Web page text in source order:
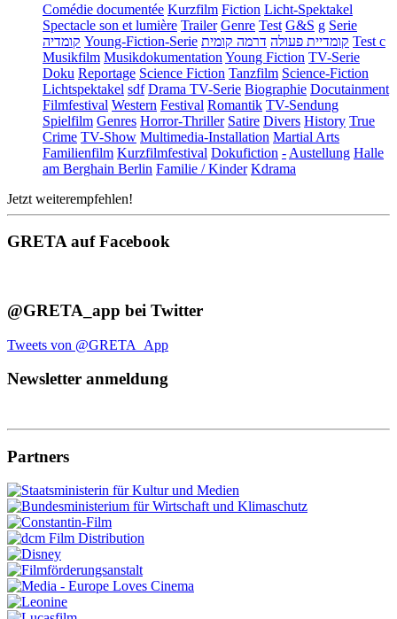
Comédie documentée Kurzfilm Fiction Licht-Spektakel
Spectacle son et lumière Trailer Genre Test G&S g Serie
קומדיה Young-Fiction-Serie קומדיית פעולה דרמה קומית
Test c
Musikfilm Musikdokumentation Young Fiction TV-Serie
Doku Reportage Science Fiction Tanzfilm Science-Fiction
Lichtspektakel sdf Drama TV-Serie Biographie Docutainment
Filmfestival Western Festival Romantik TV-Sendung
Spielfilm Genres Horror-Thriller Satire Divers History True
Crime TV-Show Multimedia-Installation Martial Arts
Familienfilm Kurzfilmfestival Dokufiction - Austellung Halle
am Berghain Berlin Familie / Kinder Kdrama
Jetzt weiterempfehlen!
GRETA auf Facebook
@GRETA_app bei Twitter
Tweets von @GRETA_App
Newsletter anmeldung
Partners